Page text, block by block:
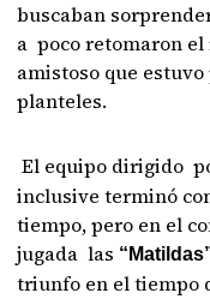
buscaban
a poco retomaron
amistoso que
planteles.
El equipo dirigido
inclusive terminó
tiempo, pero en el
jugada las
triunfo en el tiempo